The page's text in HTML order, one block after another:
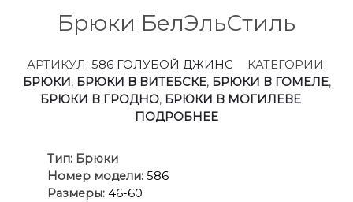
Брюки БелЭльСтиль
АРТИКУЛ: 586 ГОЛУБОЙ ДЖИНС
КАТЕГОРИИ:
БРЮКИ, БРЮКИ В ВИТЕБСКЕ, БРЮКИ В ГОМЕЛЕ,
БРЮКИ В ГРОДНО, БРЮКИ В МОГИЛЕВЕ
ПОДРОБНЕЕ
Тип: Брюки
Номер модели: 586
Размеры: 46-60